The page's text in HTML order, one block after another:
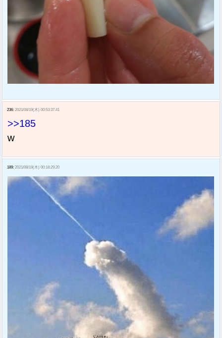
236: 2021/08/19(木) 00:53:37.41
>>185
w
189: 2021/08/19(木) 00:18:29.20